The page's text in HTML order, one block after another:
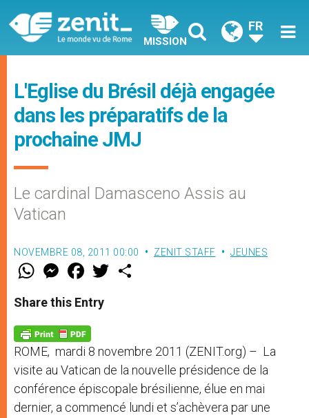
MISSION
FR
L'Eglise du Brésil déjà engagée
dans les préparatifs de la
prochaine JMJ
Le cardinal Damasceno Assis au
Vatican
NOVEMBRE 08, 2011 00:00 ZENIT STAFF JEUNES
W
t
s
p
p
M
e
s
e
g
e
r
F
a
e
b
o
k
w
Share this Entry
ROME, mardi 8 novembre 2011 (ZENIT.org) – La
visite au Vatican de la nouvelle présidence de la
conférence épiscopale brésilienne, élue en mai
dernier, a commencé lundi et s’achèvera par une